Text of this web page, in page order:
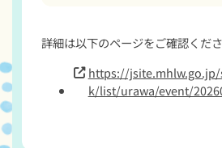
詳細は以下のページをご確認くださ
https://
k/list/urawa/event/